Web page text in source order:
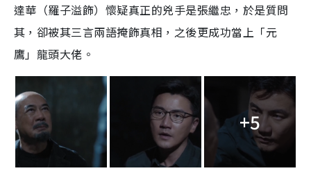
達華（羅子溢飾）懷疑真正的兇手是張繼忠，於是質問
其，卻被其三言兩語掩飾真相，之後更成功當上「元
鷹」龍頭大佬。
+5